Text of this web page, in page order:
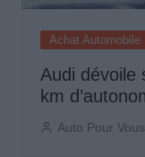
Achat Automobile
Audi dévoile
km
Auto Pour Vous